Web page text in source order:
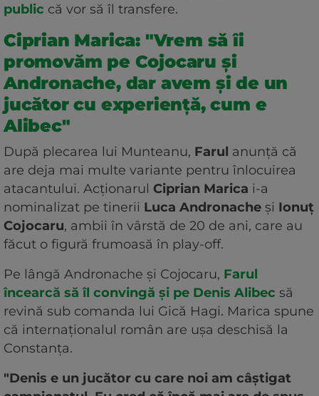
public că vor să îl transfere.
Ciprian Marica: "Vrem să îi
promovăm pe Cojocaru și
Andronache, dar avem și de un
jucător cu experiență, cum e
Alibec"
După plecarea lui Munteanu, Farul anunță că
are deja mai multe variante pentru înlocuirea
atacantului. Acționarul Ciprian Marica i-a
nominalizat pe tinerii Luca Andronache și Ionuț
Cojocaru, ambii în vârstă de 20 de ani, care au
făcut o figură frumoasă în play-off.
Pe lângă Andronache și Cojocaru, Farul
încearcă să îl convingă și pe Denis Alibec să
revină sub comanda lui Gică Hagi. Marica spune
că internaționalul român are ușa deschisă la
Constanța.
"Denis e un jucător cu care noi am câștigat